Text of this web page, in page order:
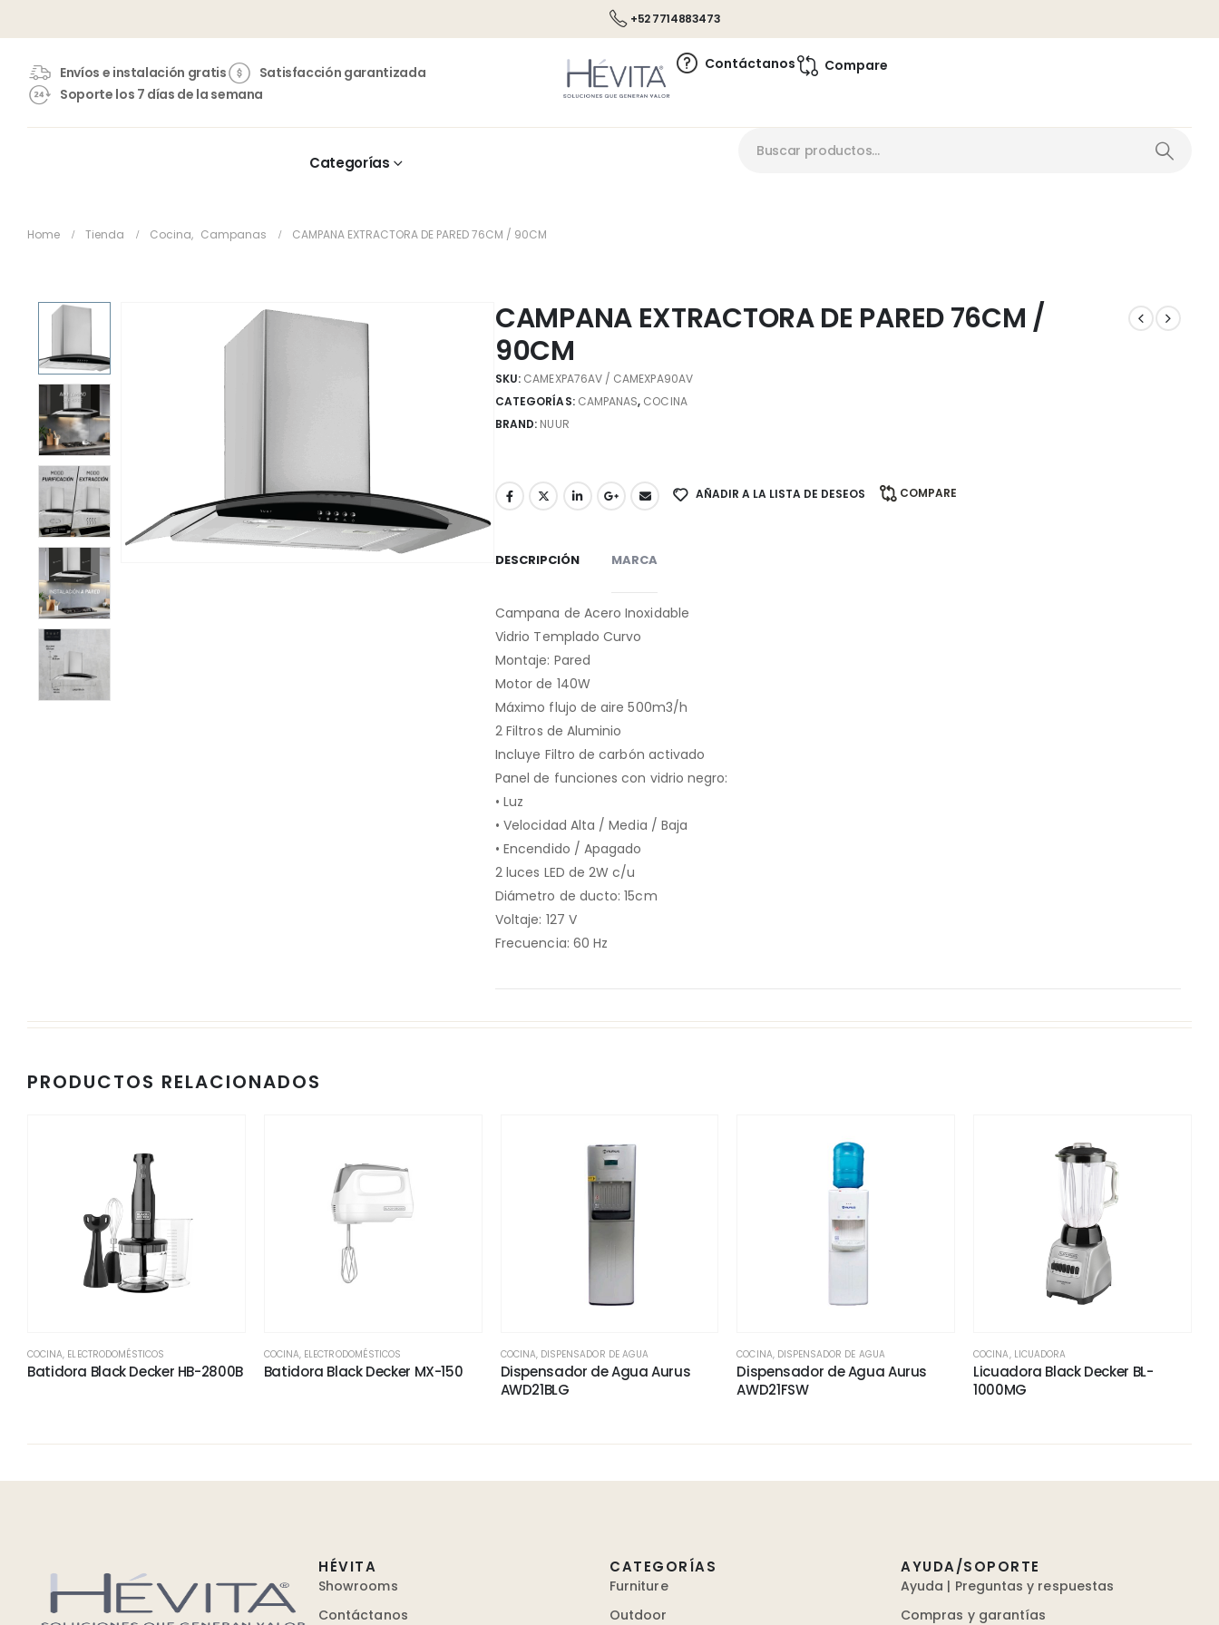
+52 7714883473
Envíos e instalación gratis
Satisfacción garantizada
Soporte los 7 días de la semana
Contáctanos Compare
Categorías
Home Tienda Cocina, Campanas CAMPANA EXTRACTORA DE PARED 76CM / 90CM
CAMPANA EXTRACTORA DE PARED 76CM /
90CM
SKU: CAMEXPA76AV / CAMEXPA90AV
CATEGORÍAS: CAMPANAS, COCINA
BRAND: NUUR
AÑADIR A LA LISTA DE DESEOS COMPARE
DESCRIPCIÓN MARCA
Campana de Acero Inoxidable
Vidrio Templado Curvo
Montaje: Pared
Motor de 140W
Máximo flujo de aire 500m3/h
2 Filtros de Aluminio
Incluye Filtro de carbón activado
Panel de funciones con vidrio negro:
• Luz
• Velocidad Alta / Media / Baja
• Encendido / Apagado
2 luces LED de 2W c/u
Diámetro de ducto: 15cm
Voltaje: 127 V
Frecuencia: 60 Hz
PRODUCTOS RELACIONADOS
COCINA, ELECTRODOMÉSTICOS
Batidora Black Decker HB-2800B
COCINA, ELECTRODOMÉSTICOS
Batidora Black Decker MX-150
COCINA, DISPENSADOR DE AGUA
Dispensador de Agua Aurus
AWD21BLG
COCINA, DISPENSADOR DE AGUA
Dispensador de Agua Aurus
AWD21FSW
COCINA, LICUADORA
Licuadora Black Decker BL-
1000MG
HÉVITA
Showrooms
Contáctanos
CATEGORÍAS
Furniture
Outdoor
AYUDA/SOPORTE
Ayuda | Preguntas y respuestas
Compras y garantías